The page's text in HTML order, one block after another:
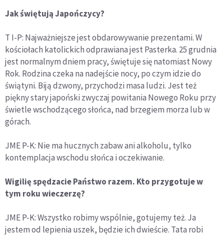
Jak świętują Japończycy?
T I-P: Najważniejsze jest obdarowywanie prezentami. W
kościołach katolickich odprawiana jest Pasterka. 25 grudnia
jest normalnym dniem pracy, świętuje się natomiast Nowy
Rok. Rodzina czeka na nadejście nocy, po czym idzie do
świątyni. Biją dzwony, przychodzi masa ludzi. Jest też
piękny stary japoński zwyczaj powitania Nowego Roku przy
świetle wschodzącego słońca, nad brzegiem morza lub w
górach.
JME P-K: Nie ma hucznych zabaw ani alkoholu, tylko
kontemplacja wschodu słońca i oczekiwanie.
Wigilię spędzacie Państwo razem. Kto przygotuje w
tym roku wieczerzę?
JME P-K: Wszystko robimy wspólnie, gotujemy też. Ja
jestem od lepienia uszek, będzie ich dwieście. Tata robi